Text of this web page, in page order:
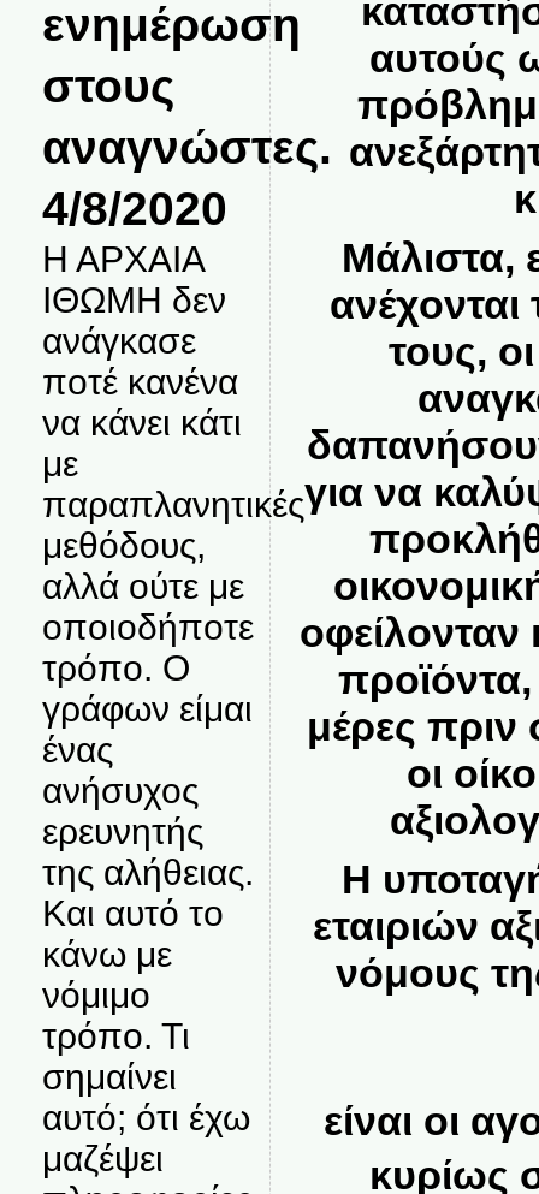
ενημέρωση
στους
αναγνώστες.
4/8/2020
Η ΑΡΧΑΙΑ
ΙΘΩΜΗ δεν
ανάγκασε
ποτέ κανένα
να κάνει κάτι
με
παραπλανητικές
μεθόδους,
αλλά ούτε με
οποιοδήποτε
τρόπο. Ο
γράφων είμαι
ένας
ανήσυχος
ερευνητής
της αλήθειας.
Και αυτό το
κάνω με
νόμιμο
τρόπο. Τι
σημαίνει
αυτό; ότι έχω
μαζέψει
αυτούς
Μάλιστα,
τους,
για να
οφείλονταν
μέρες
οι
Η
εταιριών
νόμους
είναι οι
κυρίως